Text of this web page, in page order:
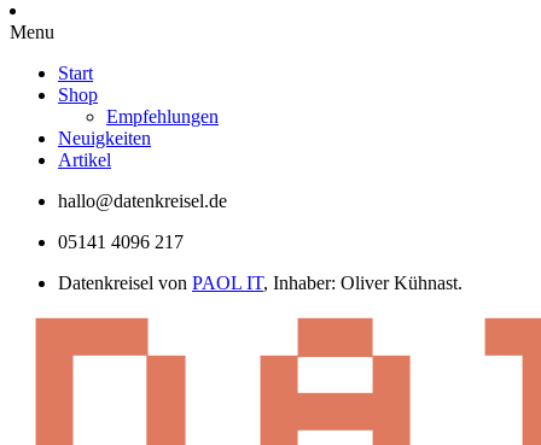
Menu
Start
Shop
Empfehlungen
Neuigkeiten
Artikel
hallo@datenkreisel.de
05141 4096 217
Datenkreisel von PAOL IT, Inhaber: Oliver Kühnast.